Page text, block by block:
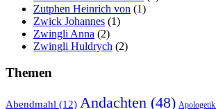
Zutphen Heinrich von (1)
Zwick Johannes (1)
Zwingli Anna (2)
Zwingli Huldrych (2)
Themen
Abendmahl (12) Andachten (48) Apologetik